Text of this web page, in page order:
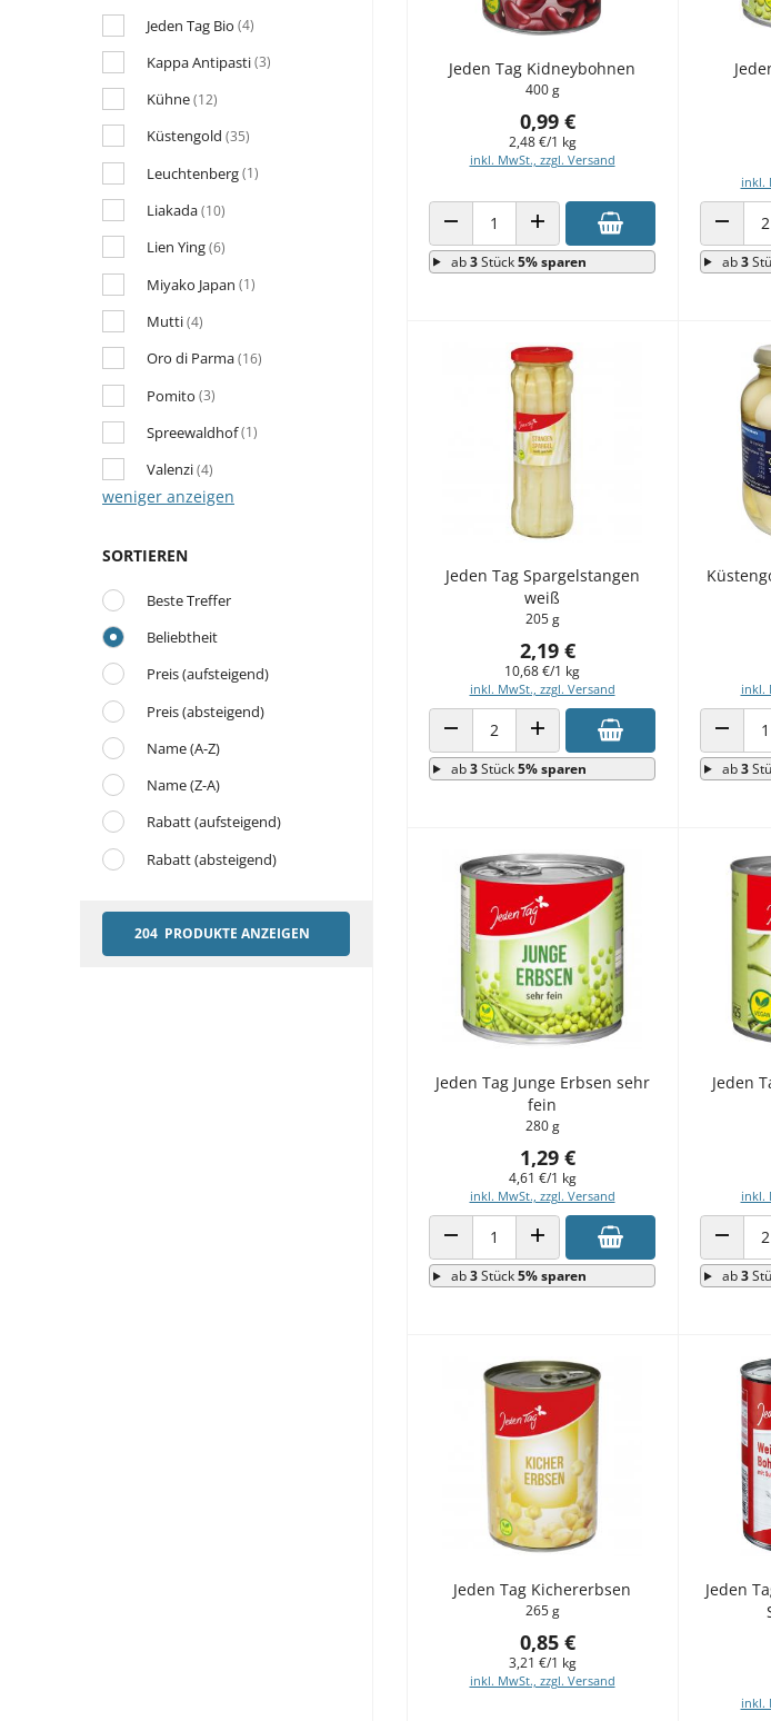
Jeden Tag Bio (4)
Kappa Antipasti(3)
Kühne(12)
Küstengold (35)
Leuchtenberg(1)
Liakada(10)
Lien Ying(6)
Miyako Japan (1)
Mutti(4)
Oro di Parma(16)
Pomito (3)
Spreewaldhof(1)
Valenzi(4)
weniger anzeigen
SORTIEREN
Beste Treffer
Beliebtheit
Preis (aufsteigend)
Preis (absteigend)
Name (A-Z)
Name (Z-A)
Rabatt (aufsteigend)
Rabatt (absteigend)
204 PRODUKTE ANZEIGEN
Jeden Tag Kidneybohnen
400 g
0,99 €
2,48 €/1 kg
inkl. MwSt., zzgl. Versand
ANZAHL VERRINGERNANZAHL ERHÖHEN
ab3Stück5% sparen
inkl.
ab3
Jeden Tag Spargelstangen
weiß
205 g
2,19 €
10,68 €/1 kg
inkl. MwSt., zzgl. Versand
ANZAHL VERRINGERNANZAHL ERHÖHEN
ab3Stück5% sparen
inkl.
ab3
Jeden Tag Junge Erbsen sehr
fein
280 g
1,29 €
4,61 €/1 kg
inkl. MwSt., zzgl. Versand
ANZAHL VERRINGERNANZAHL ERHÖHEN
ab3Stück5% sparen
Jeden
inkl.
ab3
Jeden Tag Kichererbsen
265 g
0,85 €
3,21 €/1 kg
inkl. MwSt., zzgl. Versand
Jeden
inkl.